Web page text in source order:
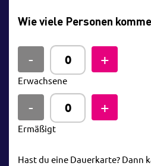
Wie viele Personen
Erwachsene
Ermäßigt
Hast du eine Dauerkarte? Dann